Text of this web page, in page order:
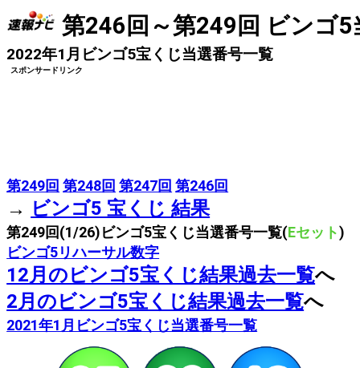
第246回～第249回 ビンゴ5
2022年1月ビンゴ5宝くじ当選番号一覧
スポンサードリンク
第249回 第248回 第247回 第246回
→ ビンゴ5 宝くじ 結果
第249回(1/26)ビンゴ5宝くじ当選番号一覧(Eセット)
ビンゴ5リハーサル数字
12月のビンゴ5宝くじ結果過去一覧へ
2月のビンゴ5宝くじ結果過去一覧へ
2021年1月ビンゴ5宝くじ当選番号一覧